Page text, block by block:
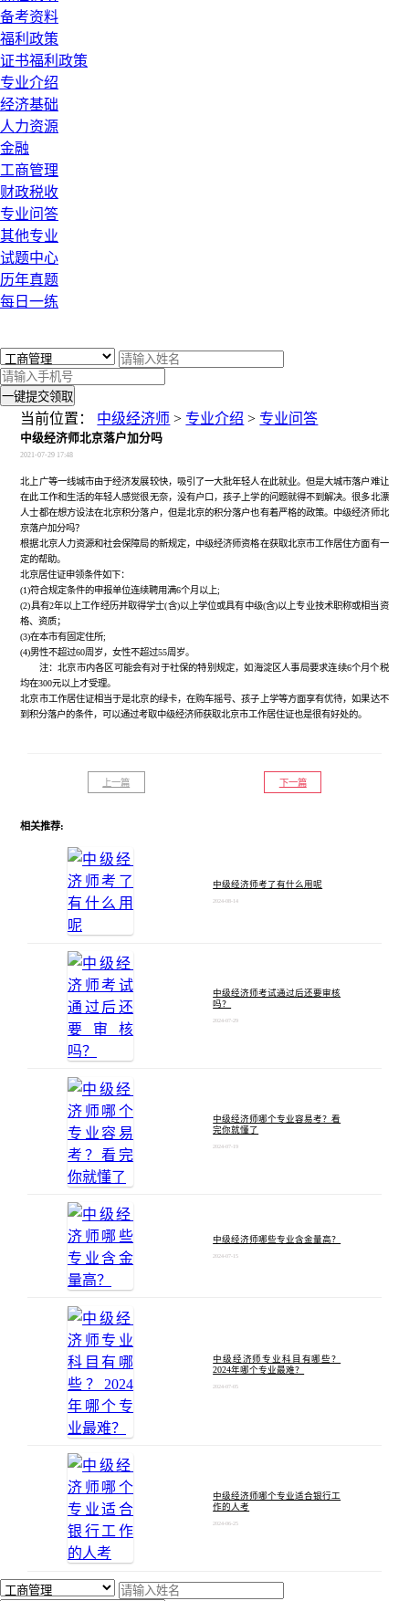
备考资料
福利政策
证书福利政策
专业介绍
经济基础
人力资源
金融
工商管理
财政税收
专业问答
其他专业
试题中心
历年真题
每日一练
一键提交领取
当前位置： 中级经济师 >专业介绍 >专业问答
中级经济师北京落户加分吗
2021-07-29 17:48
北上广等一线城市由于经济发展较快，吸引了一大批年轻人在此就业。但是大城市落户难让
在此工作和生活的年轻人感觉很无奈，没有户口，孩子上学的问题就得不到解决。很多北漂
人士都在想方设法在北京积分落户，但是北京的积分落户也有着严格的政策。 中级经济师北
京落户加分吗？
根据北京人力资源和社会保障局的新规定，中级经济师资格在获取北京市工作居住方面有一
定的帮助。
北京居住证申领条件如下：
(1)符合规定条件的申报单位连续聘用满6个月以上;
(2)具有2年以上工作经历并取得学士(含)以上学位或具有中级(含)以上专业技术职称或相当资
格、资质；
(3)在本市有固定住所;
(4)男性不超过60周岁，女性不超过55周岁。
注：北京市内各区可能会有对于社保的特别规定，如海淀区人事局要求连续6个月个税
均在300元以上才受理。
北京市工作居住证相当于是北京的绿卡，在购车摇号、孩子上学等方面享有优待，如果达不
到积分落户的条件，可以通过考取中级经济师获取北京市工作居住证也是很有好处的。
上一篇 下一篇
相关推荐:
中级经济师考了有什么用呢
2024-08-14
中级经济师考试通过后还要审核
吗？
2024-07-29
中级经济师哪个专业容易考？看
完你就懂了
2024-07-19
中级经济师哪些专业含金量高？
2024-07-15
中级经济师专业科目有哪些？
2024年哪个专业最难？
2024-07-05
中级经济师哪个专业适合银行工
作的人考
2024-06-25